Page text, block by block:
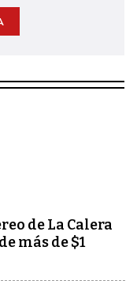
de La Calera
más de $1